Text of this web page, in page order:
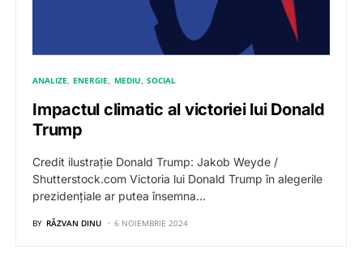
ANALIZE ENERGIE MEDIU SOCIAL
Impactul climatic al victoriei lui Donald
Trump
Credit ilustrație Donald Trump: Jakob Weyde /
Shutterstock.com Victoria lui Donald Trump în alegerile
prezidențiale ar putea însemna…
BY RĂZVAN DINU 6 NOIEMBRIE 2024